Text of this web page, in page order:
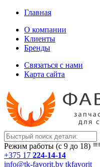
Главная
О компании
Клиенты
Бренды
Связаться с нами
Карта сайта
Режим работы (с 9 до 18)
+375 17 224-14-14
info@tk-favorit.by tkfavorit